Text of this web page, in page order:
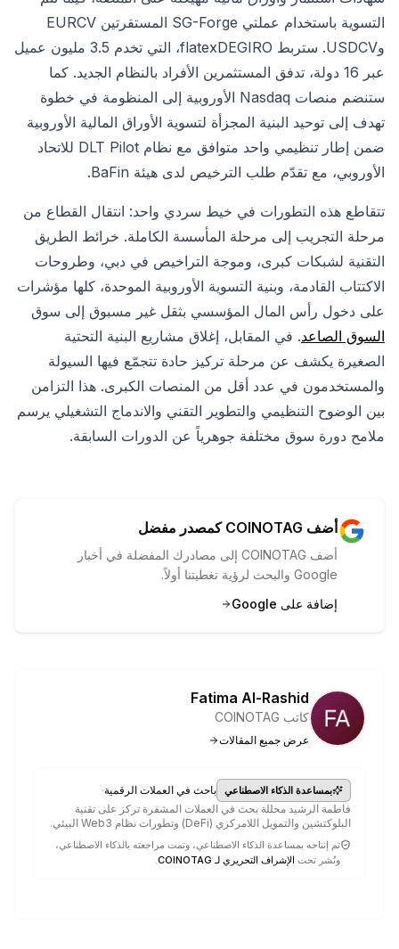
التسوية باستخدام عملتي SG-Forge المستقرتين EURCV
وUSDCV. ستربط flatexDEGIRO، التي تخدم 3.5 مليون عميل
عبر 16 دولة، تدفق المستثمرين الأفراد بالنظام الجديد. كما
ستنضم منصات Nasdaq الأوروبية إلى المنظومة في خطوة
تهدف إلى توحيد البنية المجزأة لتسوية الأوراق المالية الأوروبية
ضمن إطار تنظيمي واحد متوافق مع نظام DLT Pilot للاتحاد
الأوروبي، مع تقدّم طلب الترخيص لدى هيئة BaFin.
تتقاطع هذه التطورات في خيط سردي واحد: انتقال القطاع من
مرحلة التجريب إلى مرحلة المأسسة الكاملة. خرائط الطريق
التقنية لشبكات كبرى، وموجة التراخيص في دبي، وطروحات
الاكتتاب القادمة، وبنية التسوية الأوروبية الموحدة، كلها مؤشرات
على دخول رأس المال المؤسسي بثقل غير مسبوق إلى سوق
السوق الصاعد. في المقابل، إغلاق مشاريع البنية التحتية
الصغيرة يكشف عن مرحلة تركيز حادة تتجمّع فيها السيولة
والمستخدمون في عدد أقل من المنصات الكبرى. هذا التزامن
بين الوضوح التنظيمي والتطوير التقني والاندماج التشغيلي يرسم
ملامح دورة سوق مختلفة جوهرياً عن الدورات السابقة.
أضف COINOTAG كمصدر مفضل
أضف COINOTAG إلى مصادرك المفضلة في أخبار
Google والبحث لرؤية تغطيتنا أولاً.
إضافة على Google
Fatima Al-Rashid
كاتب COINOTAG
عرض جميع المقالات
بمساعدة الذكاء الاصطناعي باحث في العملات الرقمية·
فاطمة الرشيد محللة بحث في العملات المشفرة تركز على تقنية
البلوكتشين والتمويل اللامركزي (DeFi) وتطورات نظام Web3 البيئي.
تم إنتاجه بمساعدة الذكاء الاصطناعي، وتمت مراجعته بالذكاء الاصطناعي،
ونُشر تحت الإشراف التحريري لـ COINOTAG